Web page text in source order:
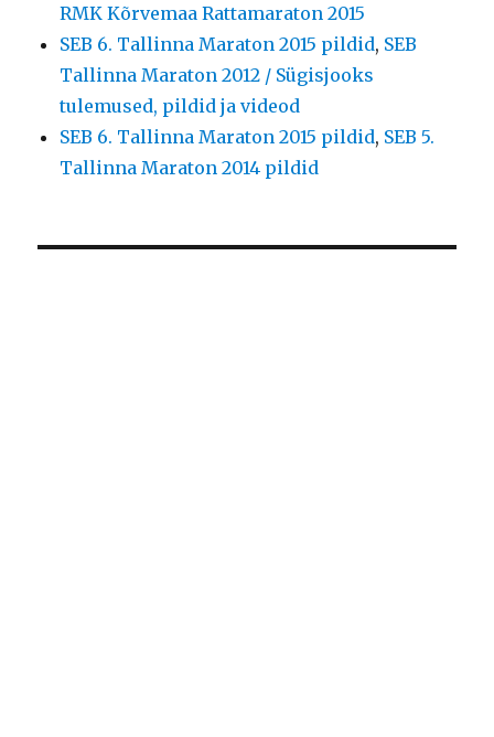
RMK Kõrvemaa Rattamaraton 2015
SEB 6. Tallinna Maraton 2015 pildid, SEB
Tallinna Maraton 2012 / Sügisjooks
tulemused, pildid ja videod
SEB 6. Tallinna Maraton 2015 pildid, SEB 5.
Tallinna Maraton 2014 pildid